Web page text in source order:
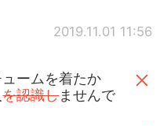
2019.11.01 11:56
ームを着たか
を認識しませんで